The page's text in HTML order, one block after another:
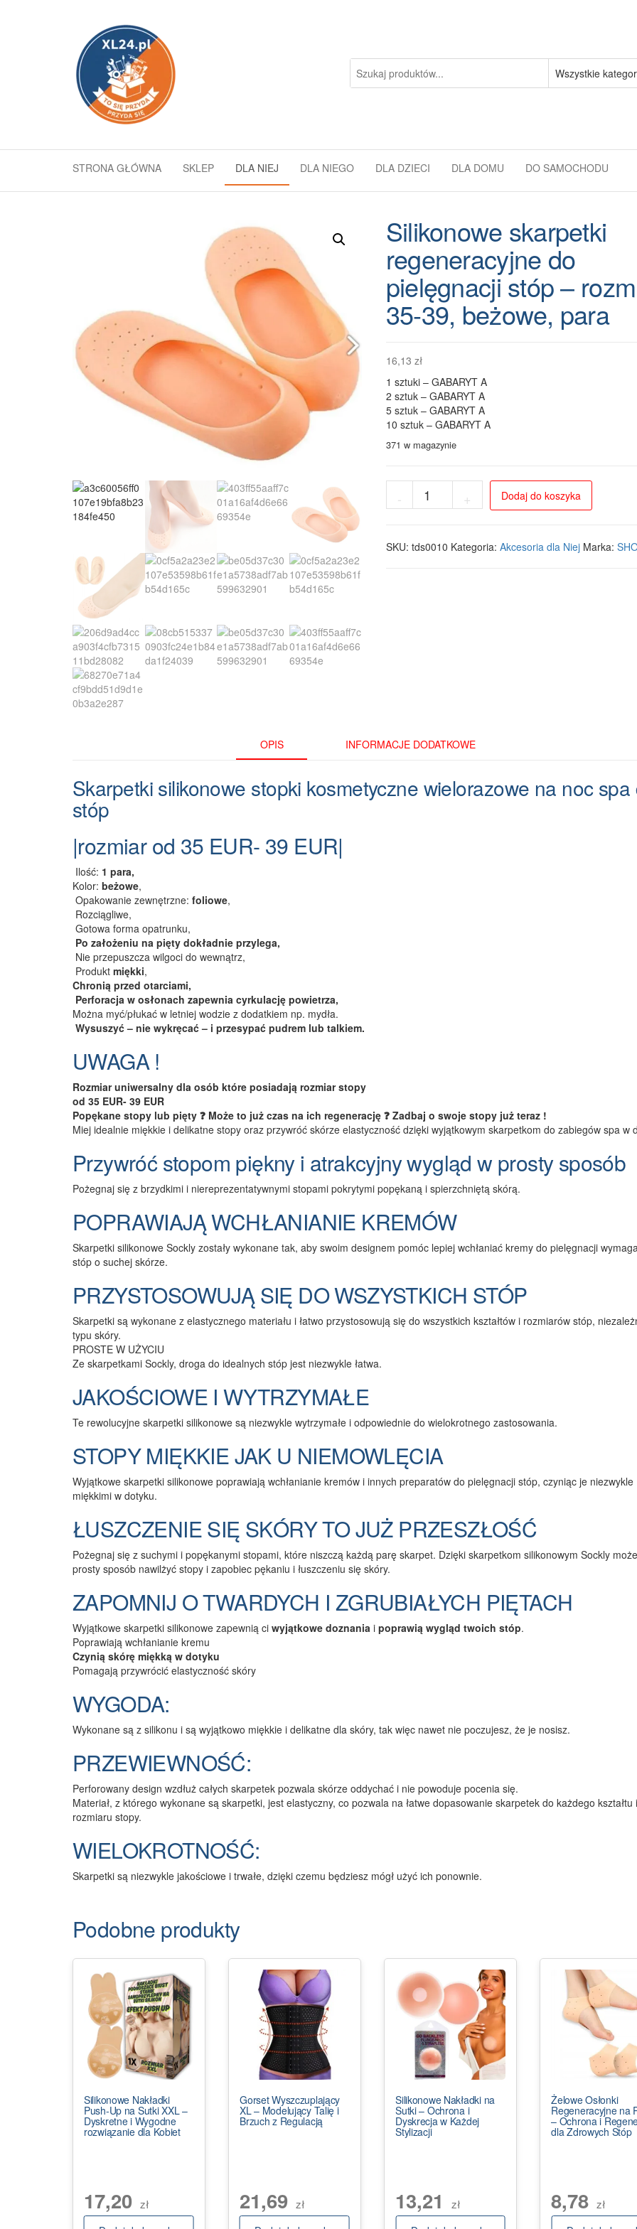
STRONA GŁÓWNA SKLEP DLA NIEJ DLA NIEGO DLA DZIECI DLA DOMU DO SAMOCHODU
Silikonowe skarpetki
regeneracyjne do
pielęgnacji stóp –
35-39, beżowe, para
16,13 zł
1 sztuki – GABARYT A
2 sztuk – GABARYT A
5 sztuk – GABARYT A
10 sztuk – GABARYT A
371 w magazynie
-
Silikonowe
do
+ Dodaj do koszyka
SKU: tds0010 Kategoria: Akcesoria dla Niej Marka:
OPIS INFORMACJE DODATKOWE
Skarpetki silikonowe stopki kosmetyczne wielorazowe na noc spa
stóp
|rozmiar od 35 EUR- 39 EUR|
Ilość: 1 para,
Kolor: beżowe,
Opakowanie zewnętrzne: foliowe,
Rozciągliwe,
Gotowa forma opatrunku,
Po założeniu na pięty dokładnie przylega,
Nie przepuszcza wilgoci do wewnątrz,
Produkt miękki,
Chronią przed otarciami,
Perforacja w osłonach zapewnia cyrkulację powietrza,
Można myć/płukać w letniej wodzie z dodatkiem np. mydła.
Wysuszyć – nie wykręcać – i przesypać pudrem lub talkiem.
UWAGA !
Rozmiar uniwersalny dla osób które posiadają rozmiar stopy
od 35 EUR- 39 EUR
Popękane stopy lub pięty ❓ Może to już czas na ich regenerację ❓ Zadbaj o swoje stopy już teraz !
Miej idealnie miękkie i delikatne stopy oraz przywróć skórze elastyczność dzięki wyjątkowym skarpetkom do zabiegów spa w
Przywróć stopom piękny i atrakcyjny wygląd w prosty sposób
Pożegnaj się z brzydkimi i niereprezentatywnymi stopami pokrytymi popękaną i spierzchniętą skórą.
POPRAWIAJĄ WCHŁANIANIE KREMÓW
Skarpetki silikonowe Sockly zostały wykonane tak, aby swoim designem pomóc lepiej wchłaniać kremy ​​do pielęgnacji
stóp o suchej skórze.
PRZYSTOSOWUJĄ SIĘ DO WSZYSTKICH STÓP
Skarpetki są wykonane z elastycznego materiału i łatwo przystosowują się do wszystkich kształtów i rozmiarów stóp,
typu skóry.
PROSTE W UŻYCIU
Ze skarpetkami Sockly, droga do idealnych stóp jest niezwykle łatwa.
JAKOŚCIOWE I WYTRZYMAŁE
Te rewolucyjne skarpetki silikonowe są niezwykle wytrzymałe i odpowiednie do wielokrotnego zastosowania.
STOPY MIĘKKIE JAK U NIEMOWLĘCIA
Wyjątkowe skarpetki silikonowe poprawiają wchłanianie kremów i innych preparatów do pielęgnacji stóp, czyniąc je niezwykle
miękkimi w dotyku.
ŁUSZCZENIE SIĘ SKÓRY TO JUŻ PRZESZŁOŚĆ
Pożegnaj się z suchymi i popękanymi stopami, które niszczą każdą parę skarpet. Dzięki skarpetkom silikonowym Sockly
prosty sposób nawilżyć stopy i zapobiec pękaniu i łuszczeniu się skóry.
ZAPOMNIJ O TWARDYCH I ZGRUBIAŁYCH PIĘTACH
Wyjątkowe skarpetki silikonowe zapewnią ci wyjątkowe doznania i poprawią wygląd twoich stóp.
Poprawiają wchłanianie kremu
Czynią skórę miękką w dotyku
Pomagają przywrócić elastyczność skóry
WYGODA:
Wykonane są z silikonu i są wyjątkowo miękkie i delikatne dla skóry, tak więc nawet nie poczujesz, że je nosisz.
PRZEWIEWNOŚĆ:
Perforowany design wzdłuż całych skarpetek pozwala skórze oddychać i nie powoduje pocenia się.
Materiał, z którego wykonane są skarpetki, jest elastyczny, co pozwala na łatwe dopasowanie skarpetek do każdego kształtu i
rozmiaru stopy.
WIELOKROTNOŚĆ:
Skarpetki są niezwykle jakościowe i trwałe, dzięki czemu będziesz mógł użyć ich ponownie.
Podobne produkty
Silikonowe Nakładki
Push-Up na Sutki XXL –
Dyskretne i Wygodne
rozwiązanie dla Kobiet
17,20 zł
Gorset Wyszczuplający
XL – Modelujący Talię i
Brzuch z Regulacją
21,69 zł
Silikonowe Nakładki na
Sutki – Ochrona i
Dyskrecja w Każdej
Stylizacji
13,21 zł
Żelowe Osłonki
Regeneracyjne na
– Ochrona i
dla Zdrowych Stóp
8,78 zł